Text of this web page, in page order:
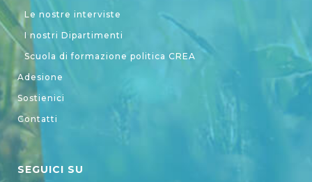
Le nostre interviste
I nostri Dipartimenti
Scuola di formazione politica CREA
Adesione
Sostienici
Contatti
SEGUICI SU